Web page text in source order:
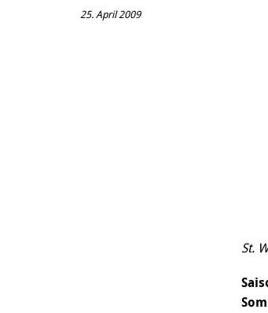
25. April 2009
St.